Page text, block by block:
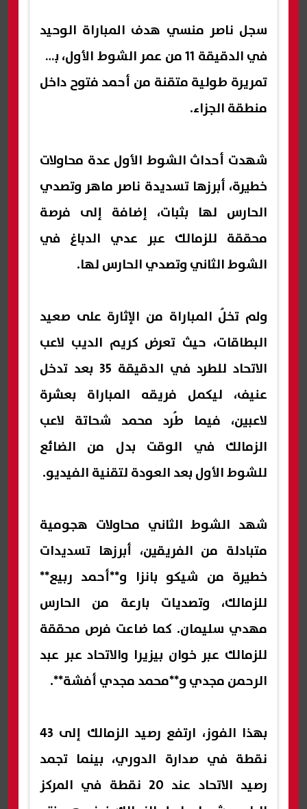
سجل ناصر منسي هدف المباراة الوحيد
في الدقيقة 11 من عمر الشوط الأول، بعد
تمريرة طولية متقنة من أحمد فتوح داخل
منطقة الجزاء.
شهدت أحداث الشوط الأول عدة محاولات
خطيرة، أبرزها تسديدة ناصر ماهر وتصدي
الحارس لها بثبات، إضافة إلى فرصة
محققة للزمالك عبر عدي الدباغ في
الشوط الثاني وتصدي الحارس لها.
ولم تخلُ المباراة من الإثارة على صعيد
البطاقات، حيث تعرض كريم الديب لاعب
الاتحاد للطرد في الدقيقة 35 بعد تدخل
عنيف، ليكمل فريقه المباراة بعشرة
لاعبين، فيما طُرد محمد شحاتة لاعب
الزمالك في الوقت بدل من الضائع
للشوط الأول بعد العودة لتقنية الفيديو.
شهد الشوط الثاني محاولات هجومية
متبادلة من الفريقين، أبرزها تسديدات
خطيرة من شيكو بانزا و**أحمد ربيع**
للزمالك، وتصديات بارعة من الحارس
مهدي سليمان. كما ضاعت فرص محققة
للزمالك عبر خوان بيزيرا والاتحاد عبر عبد
الرحمن مجدي و**محمد مجدي أفشة**.
بهذا الفوز، ارتفع رصيد الزمالك إلى 43
نقطة في صدارة الدوري، بينما تجمد
رصيد الاتحاد عند 20 نقطة في المركز